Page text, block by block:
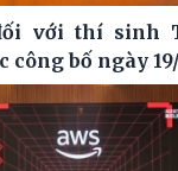
với thí sinh
công bố ngày